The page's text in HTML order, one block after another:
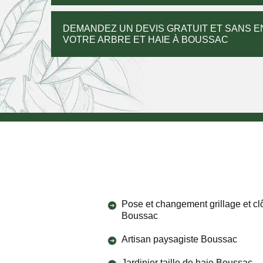
DEMANDEZ UN DEVIS GRATUIT ET SANS
VOTRE ARBRE ET HAIE À BOUSSAC
Pose et changement grillage et
Boussac
Artisan paysagiste Boussac